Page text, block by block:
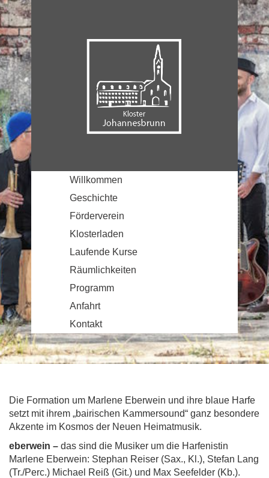
Willkommen
Geschichte
Förderverein
Klosterladen
Laufende Kurse
Räumlichkeiten
Programm
Anfahrt
Kontakt
Die Formation um Marlene Eberwein und ihre blaue Harfe
setzt mit ihrem „bairischen Kammersound“ ganz besondere
Akzente im Kosmos der Neuen Heimatmusik.
eberwein – das sind die Musiker um die Harfenistin
Marlene Eberwein: Stephan Reiser (Sax., Kl.), Stefan Lang
(Tr./Perc.) Michael Reiß (Git.) und Max Seefelder (Kb.).